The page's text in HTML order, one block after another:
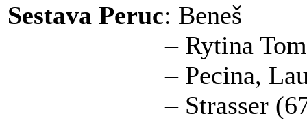
Sestava Peruc: Beneš
– Rytina Tom.,
– Pecina, Laube,
– Strasser